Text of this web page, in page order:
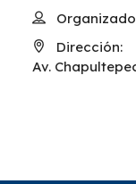
Dirección:
Av.